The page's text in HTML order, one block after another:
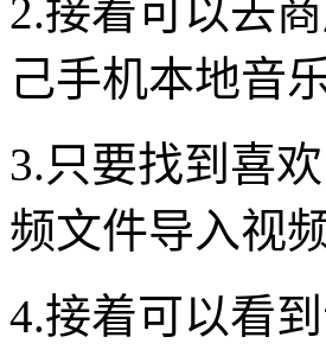
2.接着可以去
己手机本地音
3.只要找到喜
频文件导入视
4.接着可以看